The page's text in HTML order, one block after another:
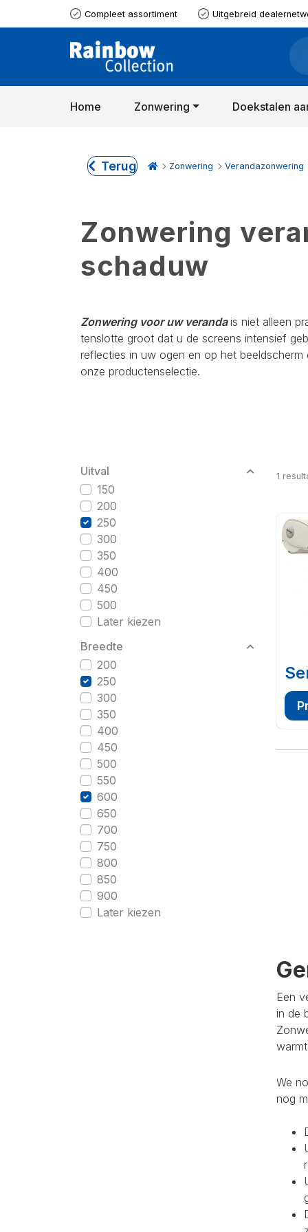
Compleet assortiment Uitgebreid
Home Zonwering Doekstalen
Terug Zonwering Verandazonwering
Zonwering
schaduw
Zonwering voor uw verandais niet alleen
tenslotte groot dat u de screens intensief
reflecties in uw ogen en op het
onze productenselectie.
Uitval
150
200
250
300
350
400
450
500
Later kiezen
Breedte
200
250
300
350
400
450
500
550
600
650
700
750
800
850
900
Later kiezen
1
Een
in de
We
nog